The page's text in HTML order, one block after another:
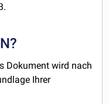
Dokument wird nach
Ihrer